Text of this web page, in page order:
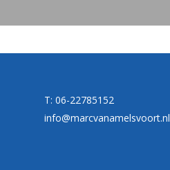
T: 06-22785152
info@marcvanamelsvoort.nl